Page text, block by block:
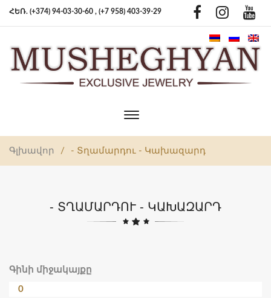
ՀԵՌ. (+374) 94-03-30-60 , (+7 958) 403-39-29
Toggle
navigation
Գլխավոր / - Տղամարդու - Կախազարդ
- ՏՂԱՄԱՐԴՈՒ - ԿԱԽԱԶԱՐԴ
Գինի միջակայքը